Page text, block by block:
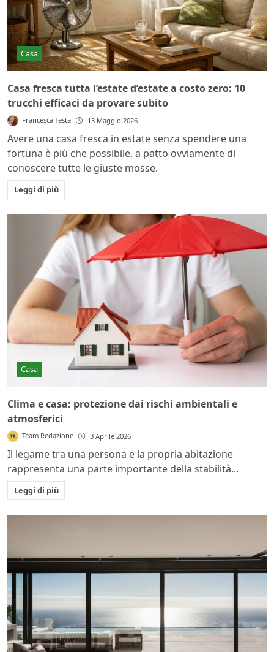
Casa
Casa fresca tutta l’estate d’estate a costo zero: 10
trucchi efficaci da provare subito
Francesca Testa 13 Maggio 2026
Avere una casa fresca in estate senza spendere una
fortuna è più che possibile, a patto ovviamente di
conoscere tutte le giuste mosse.
Leggi di più
Casa
Clima e casa: protezione dai rischi ambientali e
atmosferici
Team Redazione 3 Aprile 2026
Il legame tra una persona e la propria abitazione
rappresenta una parte importante della stabilità...
Leggi di più